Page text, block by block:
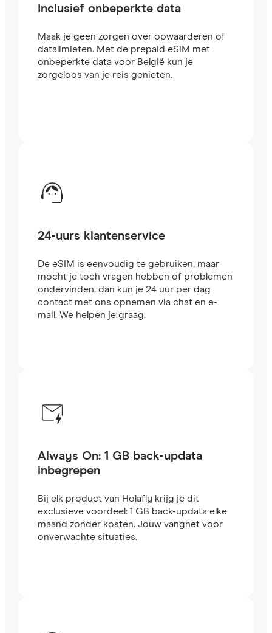
Inclusief onbeperkte data
Maak je geen zorgen over opwaarderen of
datalimieten. Met de prepaid eSIM met
onbeperkte data voor België kun je
zorgeloos van je reis genieten.
24-uurs klantenservice
De eSIM is eenvoudig te gebruiken, maar
mocht je toch vragen hebben of problemen
ondervinden, dan kun je 24 uur per dag
contact met ons opnemen via chat en e-
mail. We helpen je graag.
Always On: 1 GB back-updata
inbegrepen
Bij elk product van Holafly krijg je dit
exclusieve voordeel: 1 GB back-updata elke
maand zonder kosten. Jouw vangnet voor
onverwachte situaties.